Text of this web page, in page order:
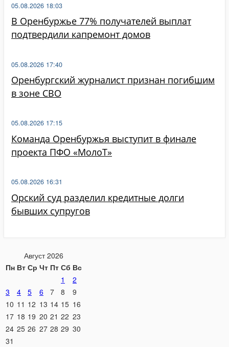
В Оренбуржье 77% получателей выплат
подтвердили капремонт домов
05.08.2026 18:03
Оренбургский журналист признан погибшим
в зоне СВО
05.08.2026 17:40
Команда Оренбуржья выступит в финале
проекта ПФО «МолоТ»
05.08.2026 17:15
Орский суд разделил кредитные долги
бывших супругов
05.08.2026 16:31
Август 2026
Пн Вт Ср Чт Пт Сб Вс
1
2
3
4 5 6 7 8
9
10 11 12 13 14 15 16
17 18 19 20 21 22 23
24 25 26 27 28 29 30
31